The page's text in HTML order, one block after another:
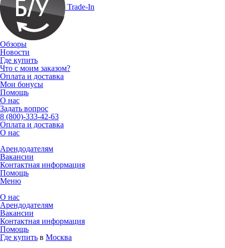
Trade-In
Обзоры
Новости
Где купить
Что с моим заказом?
Оплата и доставка
Мои бонусы
Помощь
О нас
Задать вопрос
8 (800)-333-42-63
Оплата и доставка
О нас
Арендодателям
Вакансии
Контактная информация
Помощь
Меню
О нас
Арендодателям
Вакансии
Контактная информация
Помощь
Где купить в Москва